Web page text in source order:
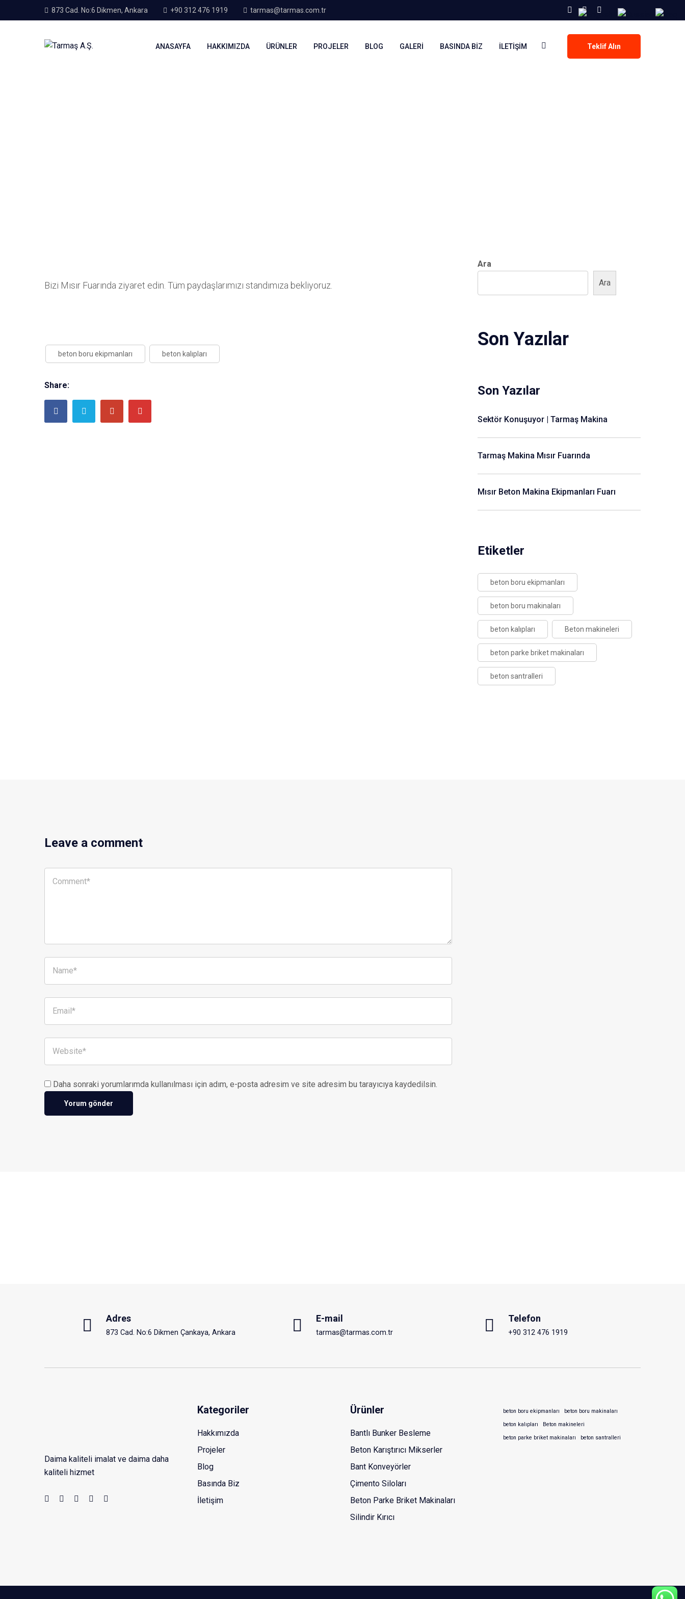
873 Cad. No:6 Dikmen, Ankara +90 312 476 1919 tarmas@tarmas.com.tr
Teklif Alın
ANASAYFA HAKKIMIZDA ÜRÜNLER PROJELER BLOG GALERI BASINDA BIZ İLETIŞIM
Bizi Mısır Fuarında ziyaret edin. Tüm paydaşlarımızı standımıza bekliyoruz.
beton boru ekipmanları beton kalıpları
Share:
Ara
Ara
Son Yazılar
Son Yazılar
Sektör Konuşuyor | Tarmaş Makina
Tarmaş Makina Mısır Fuarında
Mısır Beton Makina Ekipmanları Fuarı
Etiketler
beton boru ekipmanları
beton boru makinaları
beton kalıpları Beton makineleri
beton parke briket makinaları
beton santralleri
Leave a comment
Daha sonraki yorumlarımda kullanılması için adım, e-posta adresim ve site adresim bu tarayıcıya kaydedilsin.
Adres
873 Cad. No:6 Dikmen Çankaya, Ankara
E-mail
tarmas@tarmas.com.tr
Telefon
+90 312 476 1919
Daima kaliteli imalat ve daima daha
kaliteli hizmet
Kategoriler
Hakkımızda
Projeler
Blog
Basında Biz
İletişim
Ürünler
Bantlı Bunker Besleme
Beton Karıştırıcı Mikserler
Bant Konveyörler
Çimento Siloları
Beton Parke Briket Makinaları
Silindir Kırıcı
beton boru ekipmanları
beton boru makinaları
beton kalıpları
Beton makineleri
beton parke briket makinaları
beton santralleri